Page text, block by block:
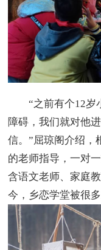
“之前有个12岁
障碍，我们就对他
信。”屈琼阁介绍，
的老师指导，一对
含语文老师、家庭
今，乡恋学堂被很